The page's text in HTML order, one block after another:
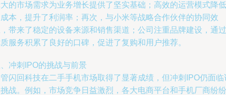
的市场需求为业务增长提供了坚实基础；高效的运营模式降低
本，提升了利润率；再次，与小米等战略合作伙伴的协同效
带来了稳定的设备来源和销售渠道；公司注重品牌建设，通过
服务积累了良好的口碑，促进了复购和用户推荐。
冲刺IPO的挑战与前景
闪回科技在二手手机市场取得了显著成绩，但冲刺IPO仍面临
战。例如，市场竞争日益激烈，各大电商平台和手机厂商纷纷